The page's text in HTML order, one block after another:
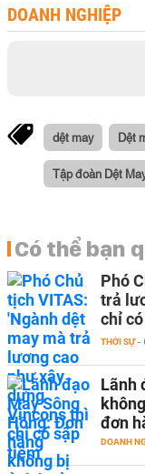
DOANH NGHIỆP
dệt may Dệt
Tập đoàn Dệt
Có thể bạn
Phó
trả
chỉ
THỜI SỰ -
Lãnh
đơn
DOANH